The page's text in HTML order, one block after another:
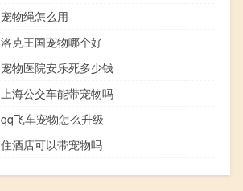
宠物绳怎么用
洛克王国宠物哪个好
宠物医院安乐死多少钱
上海公交车能带宠物吗
qq飞车宠物怎么升级
住酒店可以带宠物吗